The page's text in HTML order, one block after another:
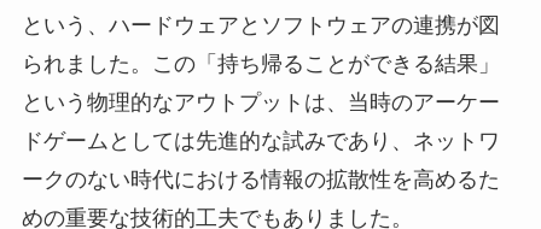
という、ハードウェアとソフトウェアの連携が図
られました。この「持ち帰ることができる結果」
という物理的なアウトプットは、当時のアーケー
ドゲームとしては先進的な試みであり、ネットワ
ークのない時代における情報の拡散性を高めるた
めの重要な技術的工夫でもありました。